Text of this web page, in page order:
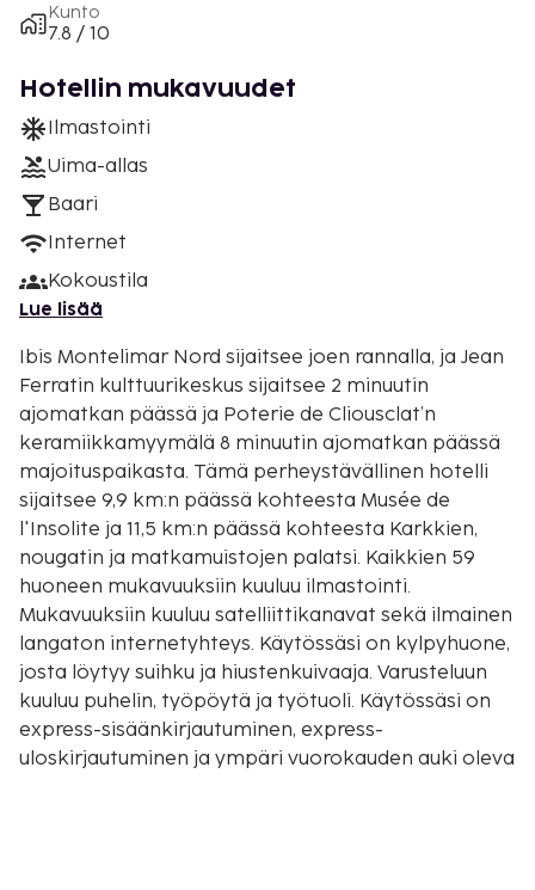
Kunto
7.8 / 10
Hotellin mukavuudet
Ilmastointi
Uima-allas
Baari
Internet
Kokoustila
Lue lisää
Ibis Montelimar Nord sijaitsee joen rannalla, ja Jean
Ferratin kulttuurikeskus sijaitsee 2 minuutin
ajomatkan päässä ja Poterie de Cliousclat’n
keramiikkamyymälä 8 minuutin ajomatkan päässä
majoituspaikasta. Tämä perheystävällinen hotelli
sijaitsee 9,9 km:n päässä kohteesta Musée de
l'Insolite ja 11,5 km:n päässä kohteesta Karkkien,
nougatin ja matkamuistojen palatsi. Kaikkien 59
huoneen mukavuuksiin kuuluu ilmastointi.
Mukavuuksiin kuuluu satelliittikanavat sekä ilmainen
langaton internetyhteys. Käytössäsi on kylpyhuone,
josta löytyy suihku ja hiustenkuivaaja. Varusteluun
kuuluu puhelin, työpöytä ja työtuoli. Käytössäsi on
express-sisäänkirjautuminen, express-
uloskirjautuminen ja ympäri vuorokauden auki oleva